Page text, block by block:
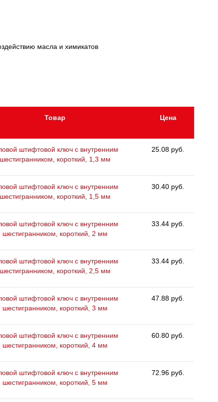
масла и химикатов
Товар Цена
штифтовой ключ с внутренним
шестигранником, короткий, 1,3 мм
25.08 руб.
штифтовой ключ с внутренним
шестигранником, короткий, 1,5 мм
30.40 руб.
штифтовой ключ с внутренним
шестигранником, короткий, 2 мм
33.44 руб.
штифтовой ключ с внутренним
шестигранником, короткий, 2,5 мм
33.44 руб.
штифтовой ключ с внутренним
шестигранником, короткий, 3 мм
47.88 руб.
штифтовой ключ с внутренним
шестигранником, короткий, 4 мм
60.80 руб.
штифтовой ключ с внутренним
шестигранником, короткий, 5 мм
72.96 руб.